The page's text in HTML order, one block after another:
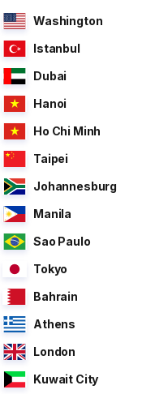
Washington
Istanbul
Dubai
Hanoi
Ho Chi Minh
Taipei
Johannesburg
Manila
Sao Paulo
Tokyo
Bahrain
Athens
London
Kuwait City